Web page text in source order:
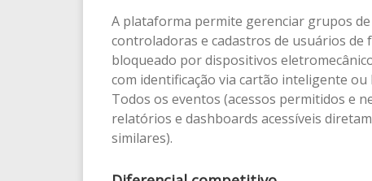
A plataforma permite gerenciar grupos
controladoras e cadastros de usuários de
bloqueado por dispositivos
com identificação via cartão inteligente
Todos os eventos (acessos permitidos e
relatórios e dashboards acessíveis
similares).